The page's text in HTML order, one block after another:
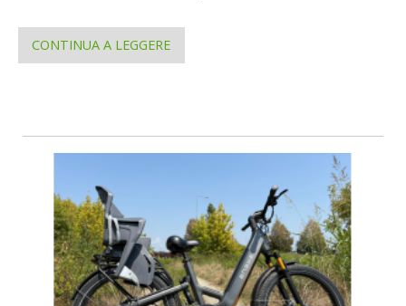
CONTINUA A LEGGERE